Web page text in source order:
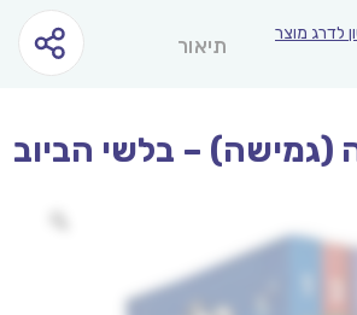
לדרג מוצר
תיאור
(גמישה) – בלשי הביוב